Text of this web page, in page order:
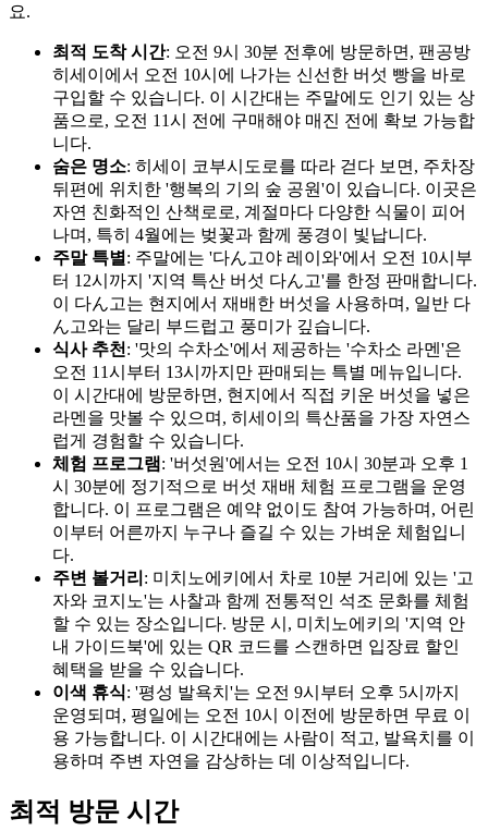
요.
최적 도착 시간: 오전 9시 30분 전후에 방문하면, 팬공방
히세이에서 오전 10시에 나가는 신선한 버섯 빵을 바로
구입할 수 있습니다. 이 시간대는 주말에도 인기 있는 상
품으로, 오전 11시 전에 구매해야 매진 전에 확보 가능합
니다.
숨은 명소: 히세이 코부시도로를 따라 걷다 보면, 주차장
뒤편에 위치한 '행복의 기의 숲 공원'이 있습니다. 이곳은
자연 친화적인 산책로로, 계절마다 다양한 식물이 피어
나며, 특히 4월에는 벚꽃과 함께 풍경이 빛납니다.
주말 특별 : 주말에는 '다ん고야 레이와'에서 오전 10시부
터 12시까지 '지역 특산 버섯 다ん고'를 한정 판매합니다.
이 다ん고는 현지에서 재배한 버섯을 사용하며, 일반 다
ん고와는 달리 부드럽고 풍미가 깊습니다.
식사 추천 : '맛의 수차소'에서 제공하는 '수차소 라멘'은
오전 11시부터 13시까지만 판매되는 특별 메뉴입니다.
이 시간대에 방문하면, 현지에서 직접 키운 버섯을 넣은
라멘을 맛볼 수 있으며, 히세이의 특산품을 가장 자연스
럽게 경험할 수 있습니다.
체험 프로그램: '버섯원'에서는 오전 10시 30분과 오후 1
시 30분에 정기적으로 버섯 재배 체험 프로그램을 운영
합니다. 이 프로그램은 예약 없이도 참여 가능하며, 어린
이부터 어른까지 누구나 즐길 수 있는 가벼운 체험입니
다.
주변 볼거리 : 미치노에키에서 차로 10분 거리에 있는 '고
자와 코지노'는 사찰과 함께 전통적인 석조 문화를 체험
할 수 있는 장소입니다. 방문 시, 미치노에키의 '지역 안
내 가이드북'에 있는 QR 코드를 스캔하면 입장료 할인
혜택을 받을 수 있습니다.
이색 휴식: '평성 발욕치'는 오전 9시부터 오후 5시까지
운영되며, 평일에는 오전 10시 이전에 방문하면 무료 이
용 가능합니다. 이 시간대에는 사람이 적고, 발욕치를 이
용하며 주변 자연을 감상하는 데 이상적입니다.
최적 방문 시간